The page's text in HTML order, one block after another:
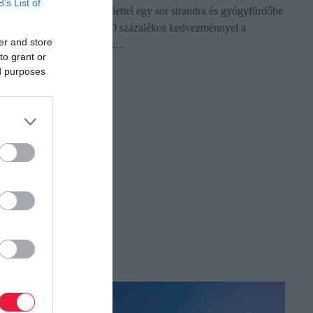
List of
and store
grant or
purposes
tömegközlekedési diákbérlettel egy sor strandra és gyógyfürdőbe
is be lehet jutni 50 vagy 80 százalékos kedvezménnyel a
élő diákoknak…